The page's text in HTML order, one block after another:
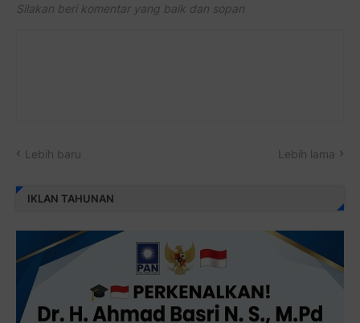
Silakan beri komentar yang baik dan sopan
Lebih baru Lebih lama
IKLAN TAHUNAN